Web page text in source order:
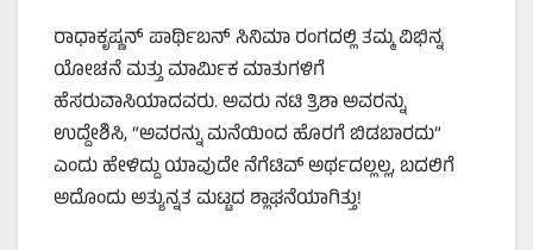
ರಾಧಾಕೃಷ್ಣನ್ ಪಾರ್ಥಿಬನ್ ಸಿನಿಮಾ ರಂಗದಲ್ಲಿ ತಮ್ಮ ವಿಭಿನ್ನ
ಯೋಚನೆ ಮತ್ತು ಮಾರ್ಮಿಕ ಮಾತುಗಳಿಗೆ
ಹೆಸರುವಾಸಿಯಾದವರು. ಅವರು ನಟಿ ತ್ರಿಶಾ ಅವರನ್ನು
ಉದ್ದೇಶಿಸಿ, “ಅವರನ್ನು ಮನೆಯಿಂದ ಹೊರಗೆ ಬಿಡಬಾರದು”
ಎಂದು ಹೇಳಿದ್ದು ಯಾವುದೇ ನೆಗೆಟಿವ್ ಅರ್ಥದಲ್ಲಲ್ಲ, ಬದಲಿಗೆ
ಅದೊಂದು ಅತ್ಯುನ್ನತ ಮಟ್ಟದ ಶ್ಲಾಘನೆಯಾಗಿತ್ತು!